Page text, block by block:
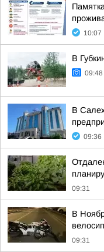
10:07
В
09:48
В
09:36
09:31
В
09:31